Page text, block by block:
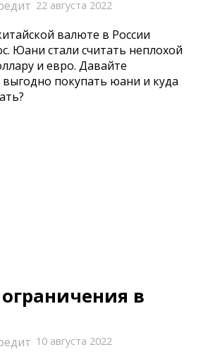
22 августа 2022
валюте в России
Юани стали считать неплохой
и евро. Давайте
выгодно покупать юани и куда
в
10 августа 2022